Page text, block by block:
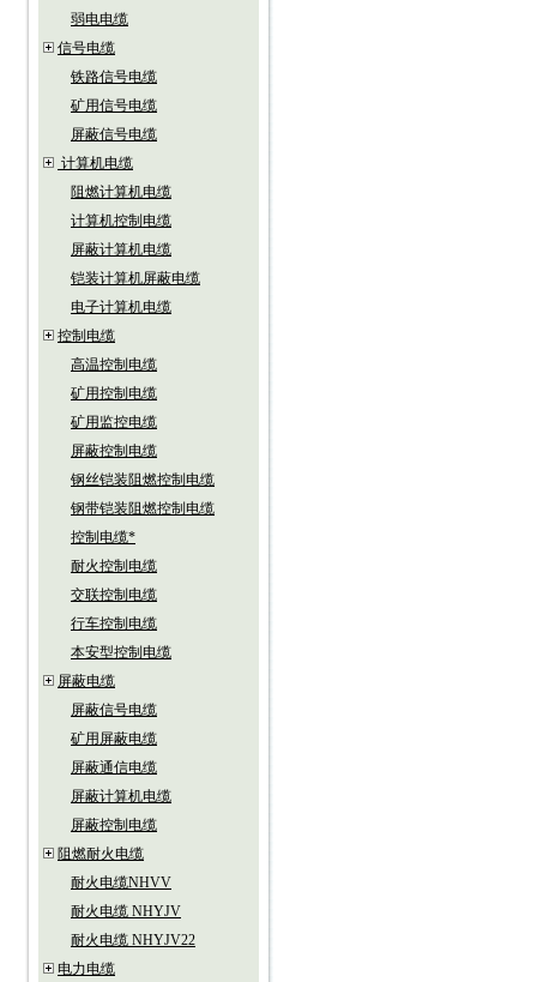
弱电电缆
信号电缆
铁路信号电缆
矿用信号电缆
屏蔽信号电缆
计算机电缆
阻燃计算机电缆
计算机控制电缆
屏蔽计算机电缆
铠装计算机屏蔽电缆
电子计算机电缆
控制电缆
高温控制电缆
矿用控制电缆
矿用监控电缆
屏蔽控制电缆
钢丝铠装阻燃控制电缆
钢带铠装阻燃控制电缆
控制电缆*
耐火控制电缆
交联控制电缆
行车控制电缆
本安型控制电缆
屏蔽电缆
屏蔽信号电缆
矿用屏蔽电缆
屏蔽通信电缆
屏蔽计算机电缆
屏蔽控制电缆
阻燃耐火电缆
耐火电缆NHVV
耐火电缆 NHYJV
耐火电缆 NHYJV22
电力电缆